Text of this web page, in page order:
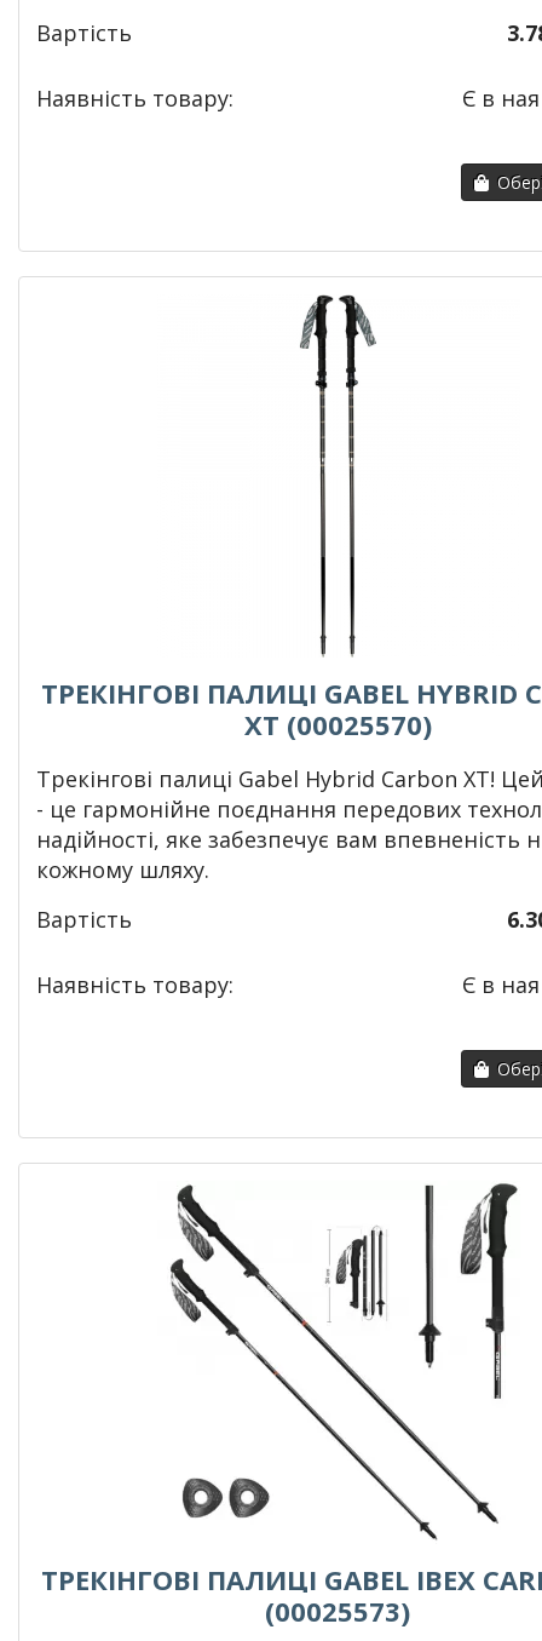
Вартість
Наявність товару: Є в
ТРЕКІНГОВІ ПАЛИЦІ GABEL HYBRID
XT (00025570)
Трекінгові палиці Gabel Hybrid Carbon XT!
- це гармонійне поєднання передових
надійності, яке забезпечує вам впевненість
кожному шляху.
Вартість
Наявність товару: Є в
ТРЕКІНГОВІ ПАЛИЦІ GABEL IBEX
(00025573)